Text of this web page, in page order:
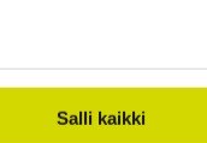
Salli kaikki